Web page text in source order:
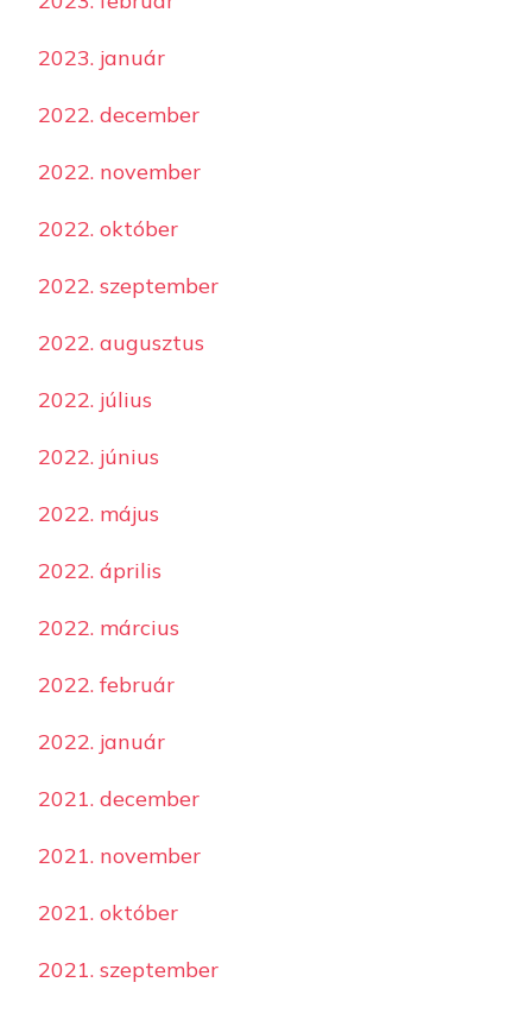
2023. január
2022. december
2022. november
2022. október
2022. szeptember
2022. augusztus
2022. július
2022. június
2022. május
2022. április
2022. március
2022. február
2022. január
2021. december
2021. november
2021. október
2021. szeptember